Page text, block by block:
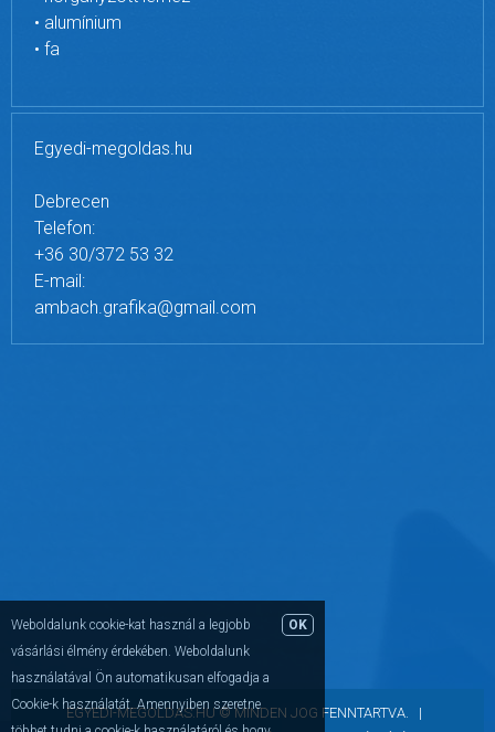
• alumínium
• fa
Egyedi-megoldas.hu
Debrecen
Telefon:
+36 30/372 53 32
E-mail:
ambach.grafika@gmail.com
EGYEDI-MEGOLDAS.HU © MINDEN JOG FENNTARTVA. |
OK
Weboldalunk cookie-kat használ a legjobb
vásárlási élmény érdekében. Weboldalunk
használatával Ön automatikusan elfogadja a
Cookie-k használatát. Amennyiben szeretne